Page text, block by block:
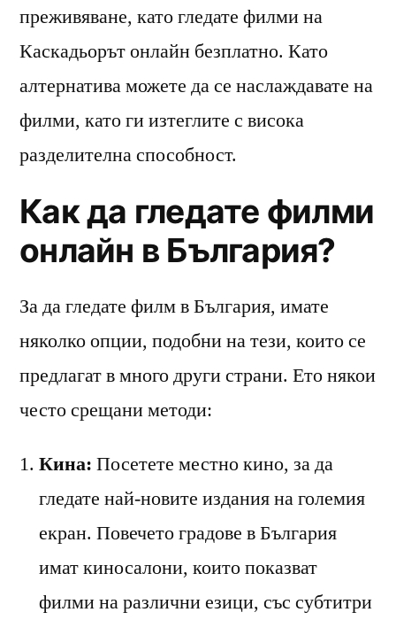
преживяване, като гледате филми на
Каскадьорът онлайн безплатно. Като
алтернатива можете да се наслаждавате на
филми, като ги изтеглите с висока
разделителна способност.
Как да гледате филми
онлайн в България?
За да гледате филм в България, имате
няколко опции, подобни на тези, които се
предлагат в много други страни. Ето някои
често срещани методи:
Кина: Посетете местно кино, за да
гледате най-новите издания на големия
екран. Повечето градове в България
имат киносалони, които показват
филми на различни езици, със субтитри